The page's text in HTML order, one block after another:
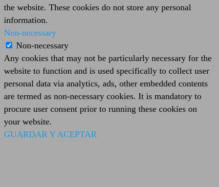
the website. These cookies do not store any personal
information.
Non-necessary
Non-necessary
Any cookies that may not be particularly necessary for the
website to function and is used specifically to collect user
personal data via analytics, ads, other embedded contents
are termed as non-necessary cookies. It is mandatory to
procure user consent prior to running these cookies on
your website.
GUARDAR Y ACEPTAR